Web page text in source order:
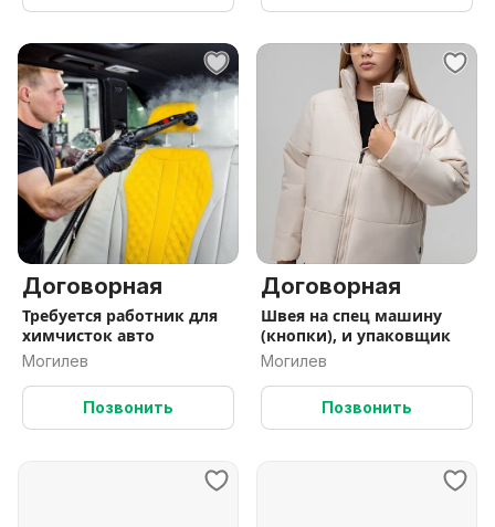
Договорная
Требуется работник для
химчисток авто
Могилев
Позвонить
Договорная
Швея на спец машину
(кнопки), и упаковщик
Могилев
Позвонить